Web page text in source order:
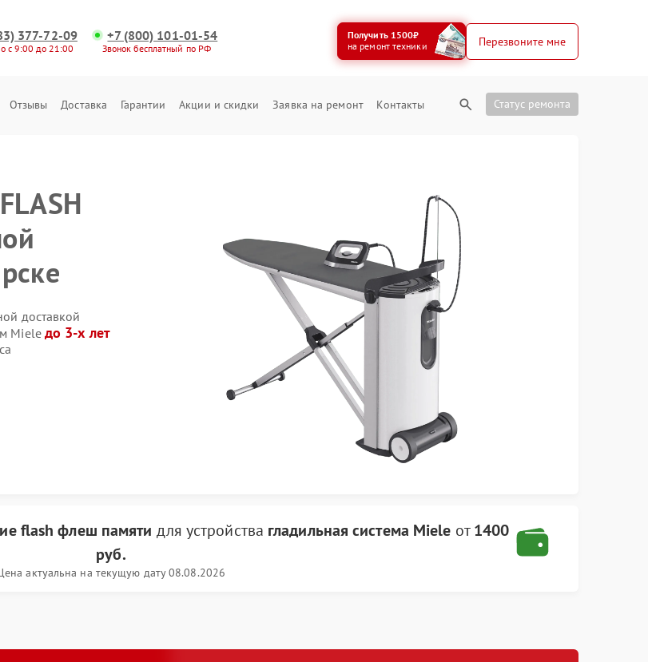
377-72-09
с 9:00 до 21:00
+7 (800) 101-01-54
Звонок бесплатный по РФ
Получить 1500₽
на ремонт техники
Перезвоните мне
Отзывы Доставка Гарантии Акции и скидки Заявка на ремонт Контакты Статус ремонта
доставкой
Miele до 3-х лет
flash флеш памяти для устройства гладильная система Miele от1400
руб.
актуальна на текущую дату 08.08.2026